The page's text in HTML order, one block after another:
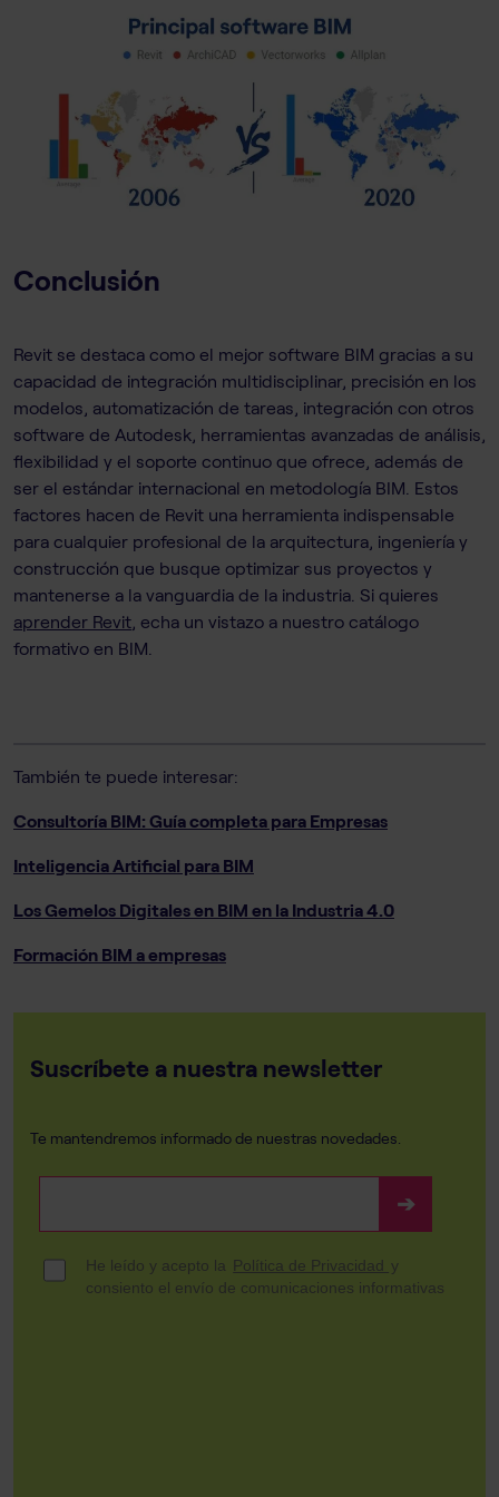
Conclusión
Revit se destaca como el mejor software BIM gracias a su
capacidad de integración multidisciplinar, precisión en los
modelos, automatización de tareas, integración con otros
software de Autodesk, herramientas avanzadas de análisis,
flexibilidad y el soporte continuo que ofrece, además de
ser el estándar internacional en metodología BIM. Estos
factores hacen de Revit una herramienta indispensable
para cualquier profesional de la arquitectura, ingeniería y
construcción que busque optimizar sus proyectos y
mantenerse a la vanguardia de la industria. Si quieres
aprender Revit , echa un vistazo a nuestro catálogo
formativo en BIM.
También te puede interesar:
Consultoría BIM: Guía completa para Empresas
Inteligencia Artificial para BIM
Los Gemelos Digitales en BIM en la Industria 4.0
Formación BIM a empresas
Suscríbete a nuestra newsletter
Te mantendremos informado de nuestras novedades.